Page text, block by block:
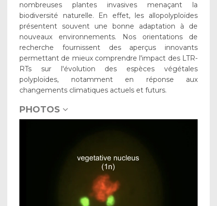
nombreuses plantes invasives menaçant la
biodiversité naturelle. En effet, les allopolyploïdes
présentent souvent une bonne adaptation à de
nouveaux environnements. Nos orientations de
recherche fournissent des aperçus innovants
permettant de mieux comprendre l'impact des LTR-
RTs sur l'évolution des espèces végétales
polyploïdes, notamment en réponse aux
changements climatiques actuels et futurs.
PHOTOS